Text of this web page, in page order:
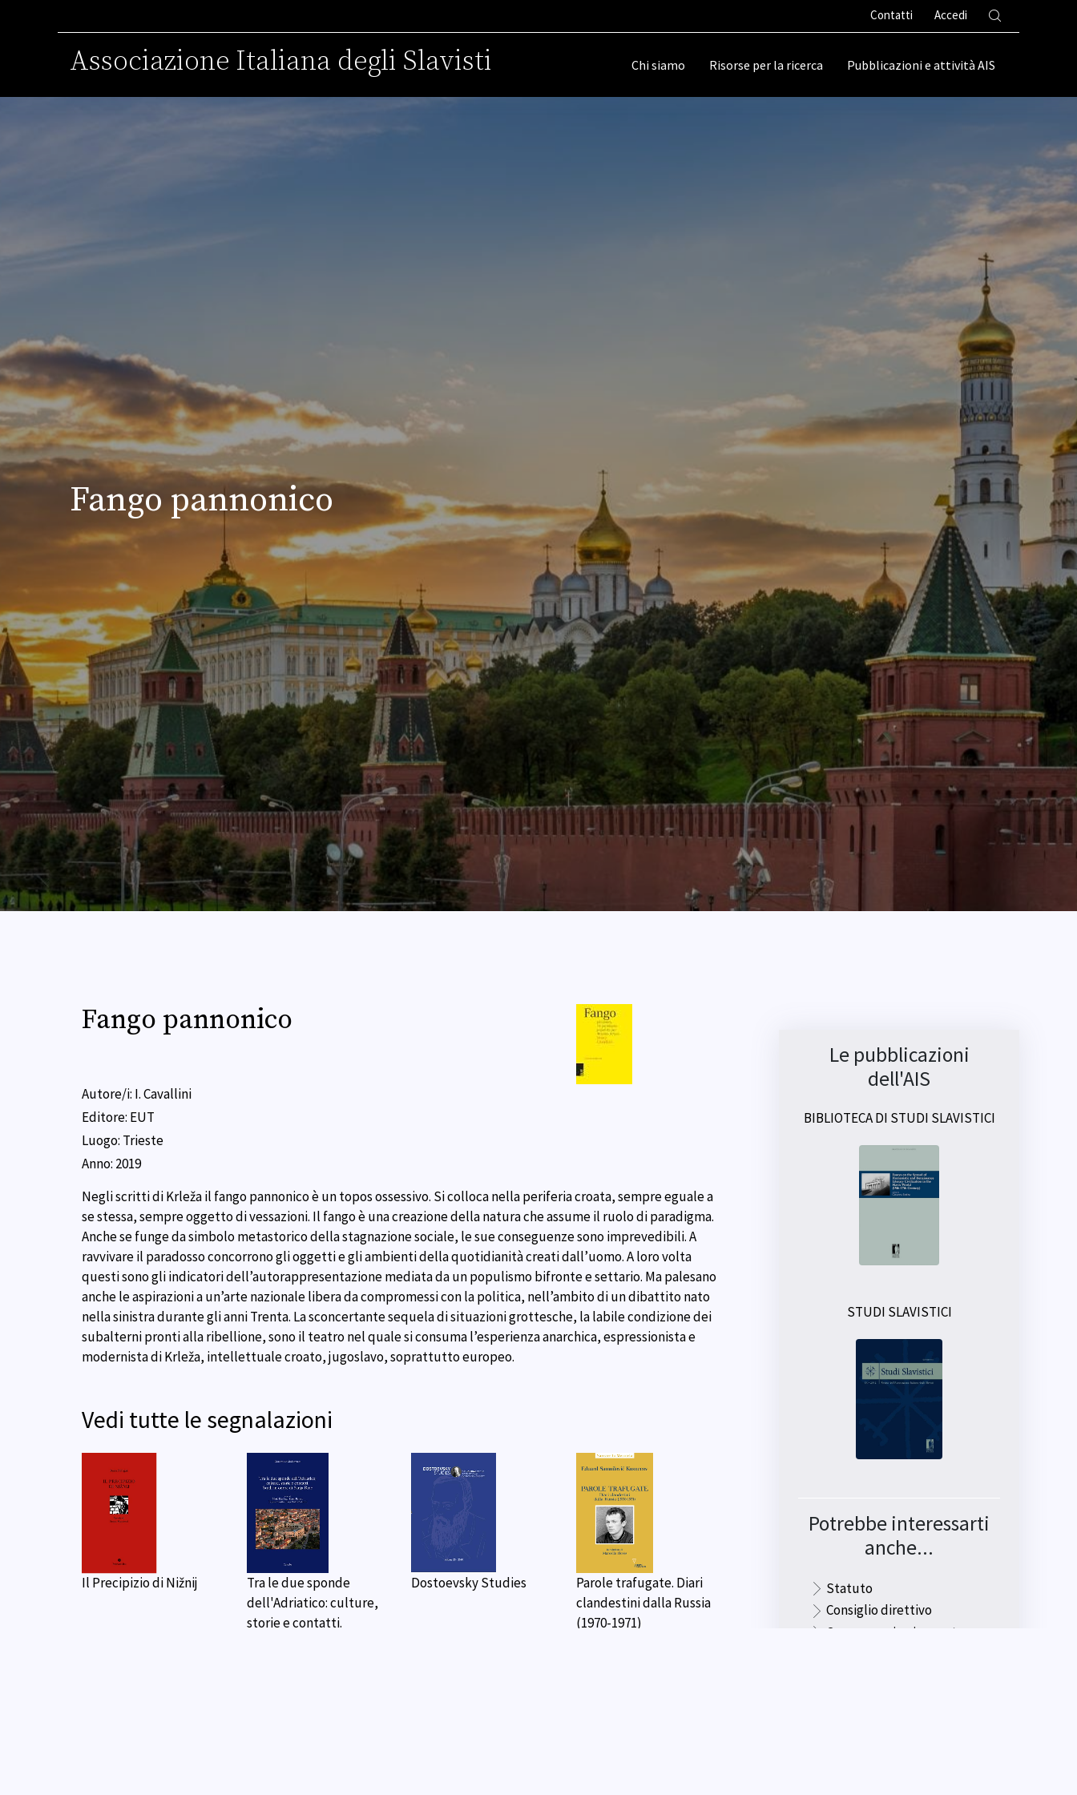
Contatti Accedi
Associazione Italiana degli Slavisti Chi siamo Risorse per la ricerca Pubblicazioni e attività AIS
Fango pannonico
Fango pannonico
Autore/i: I. Cavallini
Editore: EUT
Luogo: Trieste
Anno: 2019
Negli scritti di Krleža il fango pannonico è un topos ossessivo. Si colloca nella periferia croata, sempre eguale a
se stessa, sempre oggetto di vessazioni. Il fango è una creazione della natura che assume il ruolo di paradigma.
Anche se funge da simbolo metastorico della stagnazione sociale, le sue conseguenze sono imprevedibili. A
ravvivare il paradosso concorrono gli oggetti e gli ambienti della quotidianità creati dall’uomo. A loro volta
questi sono gli indicatori dell’autorappresentazione mediata da un populismo bifronte e settario. Ma palesano
anche le aspirazioni a un’arte nazionale libera da compromessi con la politica, nell’ambito di un dibattito nato
nella sinistra durante gli anni Trenta. La sconcertante sequela di situazioni grottesche, la labile condizione dei
subalterni pronti alla ribellione, sono il teatro nel quale si consuma l’esperienza anarchica, espressionista e
modernista di Krleža, intellettuale croato, jugoslavo, soprattutto europeo.
Vedi tutte le segnalazioni
Il Precipizio di Nižnij
Tra le due sponde
dell'Adriatico: culture,
storie e contatti.
Dostoevsky Studies
Parole trafugate. Diari
clandestini dalla Russia
(1970-1971)
Le pubblicazioni
dell'AIS
BIBLIOTECA DI STUDI SLAVISTICI
STUDI SLAVISTICI
Potrebbe interessarti
anche...
Statuto
Consiglio direttivo
Come associarsi e quote